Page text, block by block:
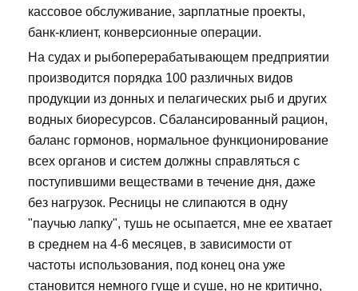
кассовое обслуживание, зарплатные проекты,
банк-клиент, конверсионные операции.
На судах и рыбоперерабатывающем предприятии
производится порядка 100 различных видов
продукции из донных и пелагических рыб и других
водных биоресурсов. Сбалансированный рацион,
баланс гормонов, нормальное функционирование
всех органов и систем должны справляться с
поступившими веществами в течение дня, даже
без нагрузок. Ресницы не слипаются в одну
"паучью лапку", тушь не осыпается, мне ее хватает
в среднем на 4-6 месяцев, в зависимости от
частоты использования, под конец она уже
становится немного гуще и суше, но не критично,